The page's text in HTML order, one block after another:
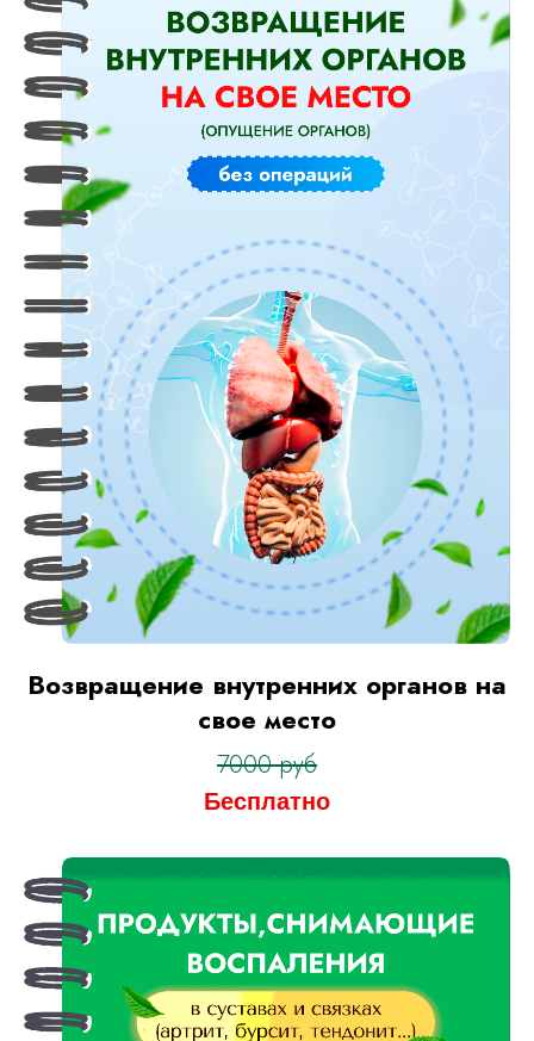
Возвращение внутренних органов на
свое место
7000 руб
Бесплатно
Оформить заявку
на тариф “Я сам”
Оформить заявку
на тариф “С куратором”
Оформить заявку
на тариф “Максимальный”